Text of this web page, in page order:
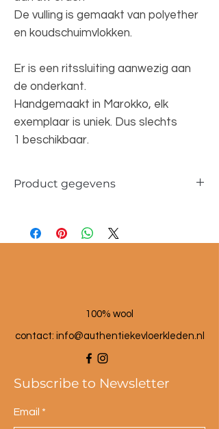
De vulling is gemaakt van polyether
en koudschuimvlokken.
Er is een ritssluiting aanwezig aan
de onderkant.
Handgemaakt in Marokko, elk
exemplaar is uniek. Dus slechts
1 beschikbaar.
Product gegevens
Maat poef: 60x60x25 cm
100% wool
contact: info@authentiekevloerkleden.nl
Subscribe to Newsletter
Email